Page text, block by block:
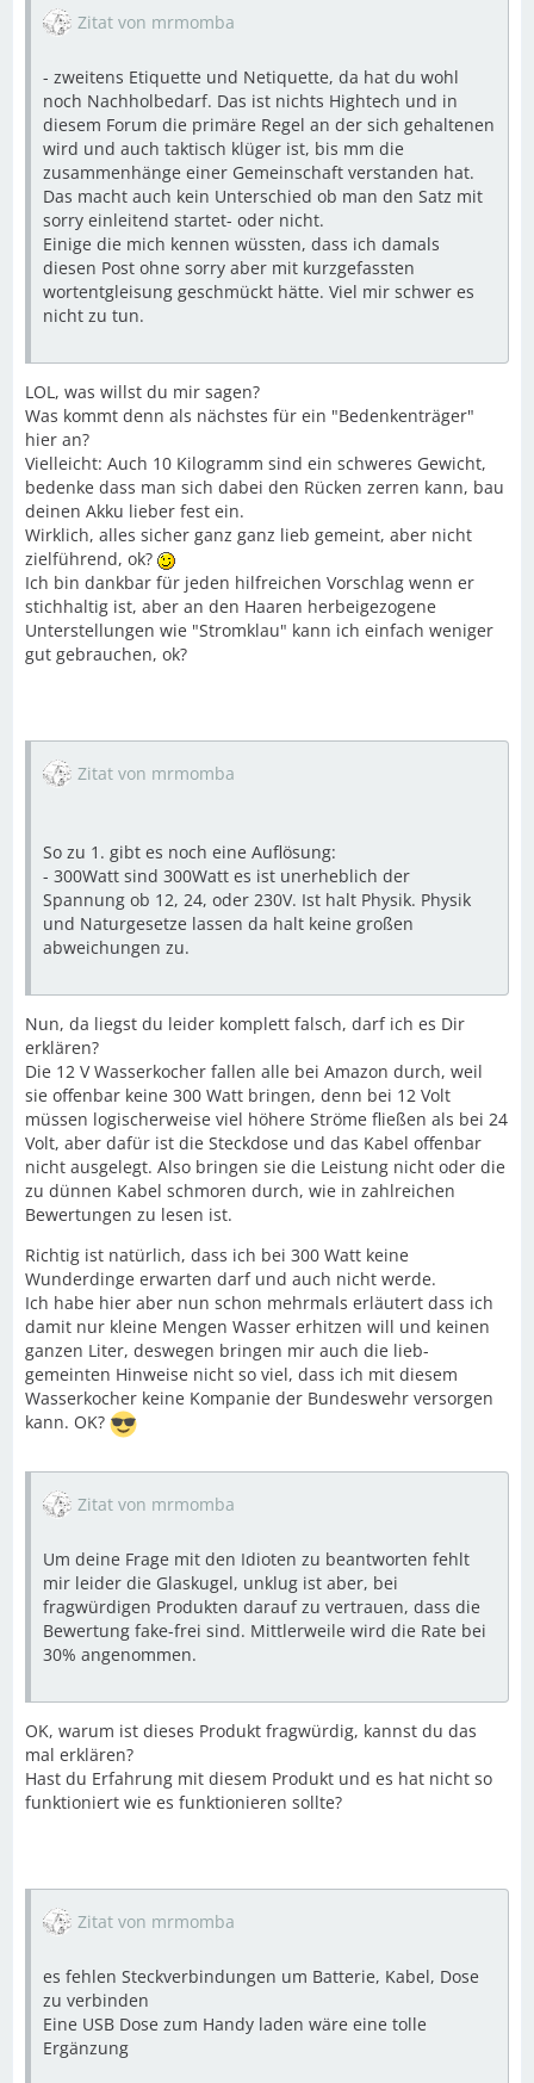
Zitat von mrmomba
- zweitens Etiquette und Netiquette, da hat du wohl
noch Nachholbedarf. Das ist nichts Hightech und in
diesem Forum die primäre Regel an der sich gehaltenen
wird und auch taktisch klüger ist, bis mm die
zusammenhänge einer Gemeinschaft verstanden hat.
Das macht auch kein Unterschied ob man den Satz mit
sorry einleitend startet- oder nicht.
Einige die mich kennen wüssten, dass ich damals
diesen Post ohne sorry aber mit kurzgefassten
wortentgleisung geschmückt hätte. Viel mir schwer es
nicht zu tun.
LOL, was willst du mir sagen?
Was kommt denn als nächstes für ein "Bedenkenträger"
hier an?
Vielleicht: Auch 10 Kilogramm sind ein schweres Gewicht,
bedenke dass man sich dabei den Rücken zerren kann, bau
deinen Akku lieber fest ein.
Wirklich, alles sicher ganz ganz lieb gemeint, aber nicht
zielführend, ok?
Ich bin dankbar für jeden hilfreichen Vorschlag wenn er
stichhaltig ist, aber an den Haaren herbeigezogene
Unterstellungen wie "Stromklau" kann ich einfach weniger
gut gebrauchen, ok?
Zitat von mrmomba
So zu 1. gibt es noch eine Auflösung:
- 300Watt sind 300Watt es ist unerheblich der
Spannung ob 12, 24, oder 230V. Ist halt Physik. Physik
und Naturgesetze lassen da halt keine großen
abweichungen zu.
Nun, da liegst du leider komplett falsch, darf ich es Dir
erklären?
Die 12 V Wasserkocher fallen alle bei Amazon durch, weil
sie offenbar keine 300 Watt bringen, denn bei 12 Volt
müssen logischerweise viel höhere Ströme fließen als bei 24
Volt, aber dafür ist die Steckdose und das Kabel offenbar
nicht ausgelegt. Also bringen sie die Leistung nicht oder die
zu dünnen Kabel schmoren durch, wie in zahlreichen
Bewertungen zu lesen ist.
Richtig ist natürlich, dass ich bei 300 Watt keine
Wunderdinge erwarten darf und auch nicht werde.
Ich habe hier aber nun schon mehrmals erläutert dass ich
damit nur kleine Mengen Wasser erhitzen will und keinen
ganzen Liter, deswegen bringen mir auch die lieb-
gemeinten Hinweise nicht so viel, dass ich mit diesem
Wasserkocher keine Kompanie der Bundeswehr versorgen
kann. OK?
Zitat von mrmomba
Um deine Frage mit den Idioten zu beantworten fehlt
mir leider die Glaskugel, unklug ist aber, bei
fragwürdigen Produkten darauf zu vertrauen, dass die
Bewertung fake-frei sind. Mittlerweile wird die Rate bei
30% angenommen.
OK, warum ist dieses Produkt fragwürdig, kannst du das
mal erklären?
Hast du Erfahrung mit diesem Produkt und es hat nicht so
funktioniert wie es funktionieren sollte?
Zitat von mrmomba
es fehlen Steckverbindungen um Batterie, Kabel, Dose
zu verbinden
Eine USB Dose zum Handy laden wäre eine tolle
Ergänzung